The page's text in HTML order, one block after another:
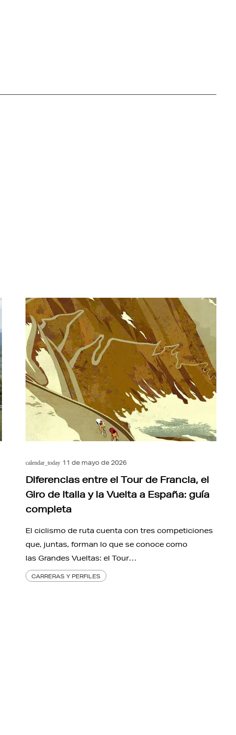
calendar_today 11 de mayo de 2026
Diferencias entre el Tour de Francia, el
Giro de Italia y la Vuelta a España: guía
completa
El ciclismo de ruta cuenta con tres competiciones
que, juntas, forman lo que se conoce como
las Grandes Vueltas: el Tour…
CARRERAS Y PERFILES